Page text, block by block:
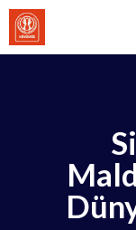
İçeriğe
atla